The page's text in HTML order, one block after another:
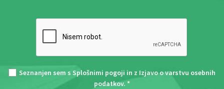
Seznanjen sem s Splošnimi pogoji in z Izjavo o varstvu osebnih
podatkov. *